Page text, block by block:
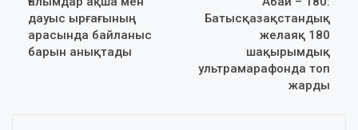
дауыс ырғағының
арасында байланыс
барын анықтады
Батысқазақстандық
желаяқ 180
шақырымдық
ультрамарафонда топ
жарды